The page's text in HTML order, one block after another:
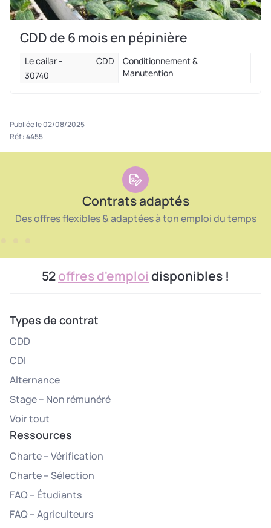
CDD de 6 mois en pépinière
Le cailar -
30740
CDD
Conditionnement &
Manutention
Publiée le 02/08/2025
Réf : 4455
Contrats adaptés
Des offres flexibles & adaptées à ton emploi du temps
52offres d'emploi disponibles !
Types de contrat
CDD
CDI
Alternance
Stage – Non rémunéré
Voir tout
Ressources
Charte – Vérification
Charte – Sélection
FAQ – Étudiants
FAQ – Agriculteurs